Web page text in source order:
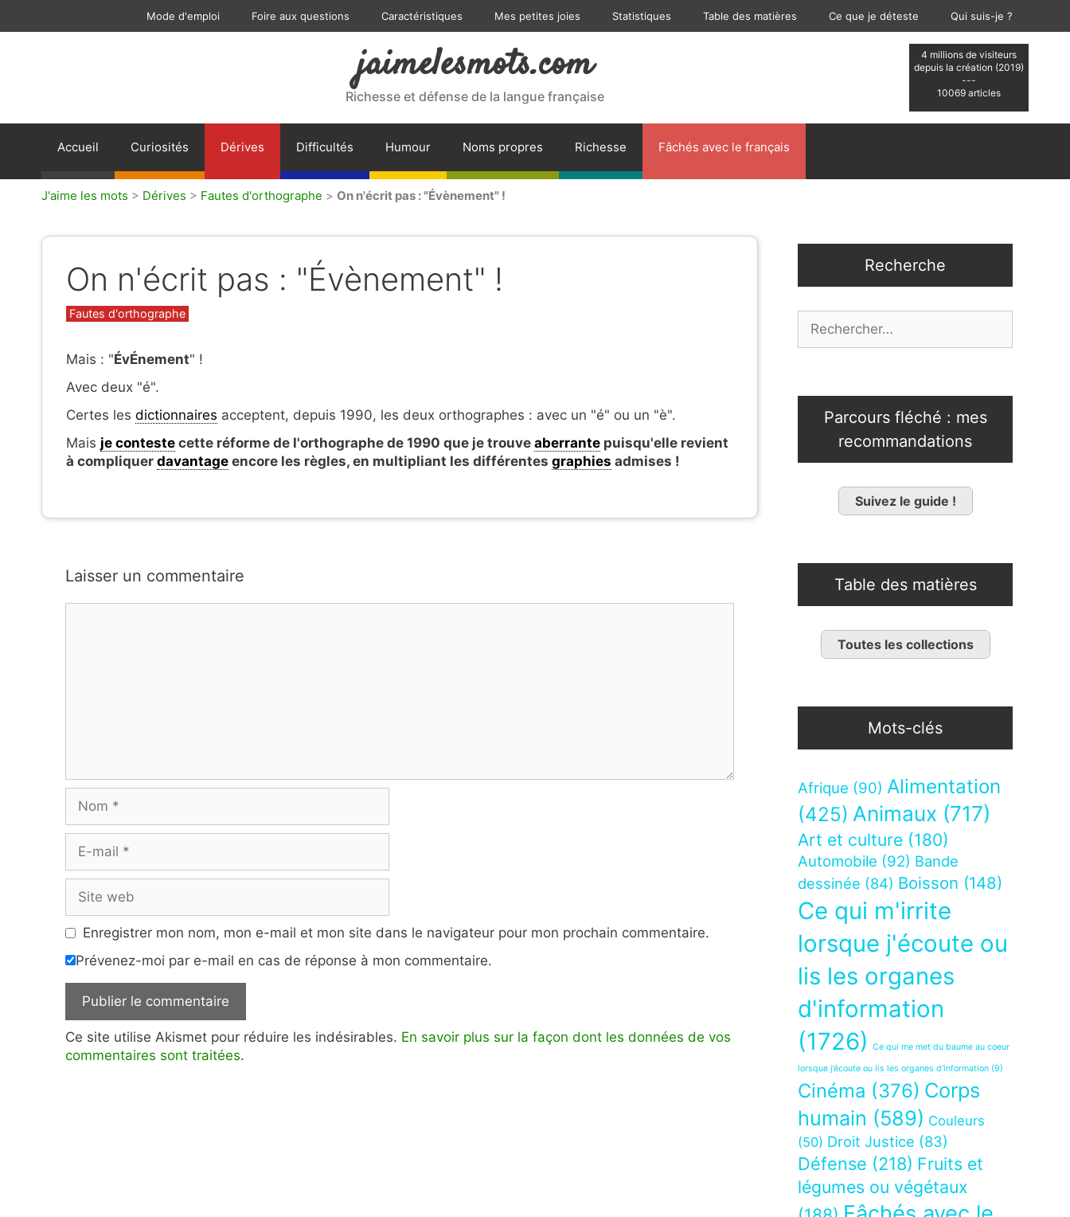
Mode d'emploi Foire aux questions Caractéristiques Mes petites joies Statistiques Table des matières Ce que je déteste Qui suis-je ?
4 millions de visiteurs
depuis la création (2019)
---
10069 articles
jaimelesmots.com
Richesse et défense de la langue française
Accueil Curiosités Dérives Difficultés Humour Noms propres Richesse Fâchés avec le français
J'aime les mots > Dérives > Fautes d'orthographe > On n'écrit pas : "Évènement" !
On n'écrit pas : "Évènement" !
Catégories
Fautes d'orthographe
Mais : "ÉvÉnement" !
Avec deux "é".
Certes les dictionnaires acceptent, depuis 1990, les deux orthographes : avec un "é" ou un "è".
Mais je conteste cette réforme de l'orthographe de 1990 que je trouve aberrante puisqu'elle revient
à compliquer davantage encore les règles, en multipliant les différentes graphies admises !
Laisser un commentaire
mail
web
Enregistrer mon nom, mon e-mail et mon site dans le navigateur pour mon prochain commentaire.
Prévenez-moi par e-mail en cas de réponse à mon commentaire.
Ce site utilise Akismet pour réduire les indésirables. En savoir plus sur la façon dont les données de vos
commentaires sont traitées.
Recherche
Parcours fléché : mes
recommandations
Suivez le guide !
Table des matières
Toutes les collections
Mots-clés
Afrique (90) Alimentation
(425) Animaux (717)
Art et culture (180)
Automobile (92) Bande
dessinée (84) Boisson (148)
Ce qui m'irrite
lorsque j'écoute ou
lis les organes
d'information
(1726)
Ce qui me met du baume au coeur
lorsque j’écoute ou lis les organes d’information (9)
Cinéma (376) Corps
humain (589) Couleurs
(50) Droit Justice (83)
Défense (218) Fruits et
légumes ou végétaux